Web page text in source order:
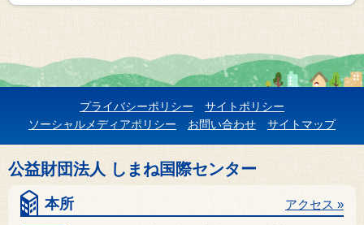
プライバシーポリシー
サイトポリシー
ソーシャルメディアポリシー
お問い合わせ サイトマップ
公益財団法人 しまね国際センター
本所 アクセス »